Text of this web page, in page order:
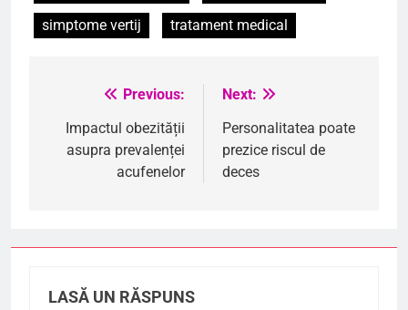
simptome vertij
tratament medical
Navigare
articole
Previous:
Impactul obezității
asupra prevalenței
acufenelor
Next:
Personalitatea poate
prezice riscul de
deces
LASĂ UN RĂSPUNS